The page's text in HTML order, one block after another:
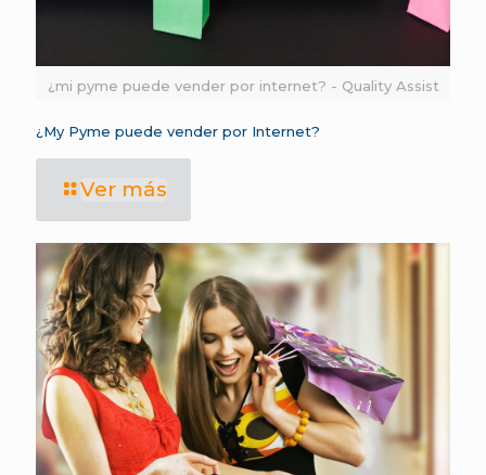
¿mi pyme puede vender por internet? - Quality Assist
¿My Pyme puede vender por Internet?
Ver más